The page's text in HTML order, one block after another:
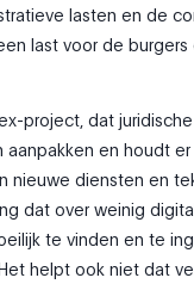
lasten en de
last voor de
project, dat
aanpakken en houdt
nieuwe diensten en
dat over weinig
te vinden en te
helpt ook niet dat